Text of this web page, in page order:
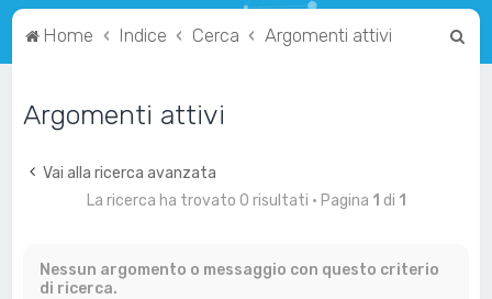
Home Indice Cerca Argomenti attivi
Argomenti attivi
Vai alla ricerca avanzata
La ricerca ha trovato 0 risultati • Pagina 1 di 1
Nessun argomento o messaggio con questo criterio
di ricerca.